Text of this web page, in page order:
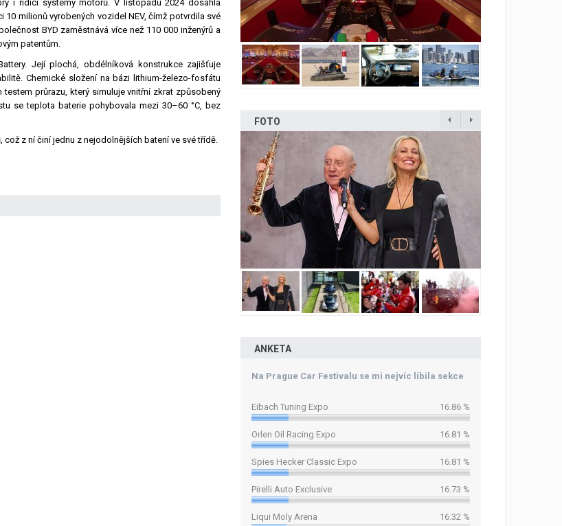
i řídicí systémy motorů. V listopadu 2024 dosáhla
milionů vyrobených vozidel NEV, čímž potvrdila své
BYD zaměstnává více než 110 000 inženýrů a
patentům.
Její plochá, obdélníková konstrukce zajišťuje
Chemické složení na bázi lithium-železo-fosfátu
průrazu, který simuluje vnitřní zkrat způsobený
se teplota baterie pohybovala mezi 30–60 °C, bez
což z ní činí jednu z nejodolnějších baterií ve své třídě.
FOTO
ANKETA
Na Prague Car Festivalu se mi nejvíc líbila sekce
Eibach Tuning Expo 16.86 %
Orlen Oil Racing Expo 16.81 %
Spies Hecker Classic Expo 16.81 %
Pirelli Auto Exclusive 16.73 %
Liqui Moly Arena 16.32 %